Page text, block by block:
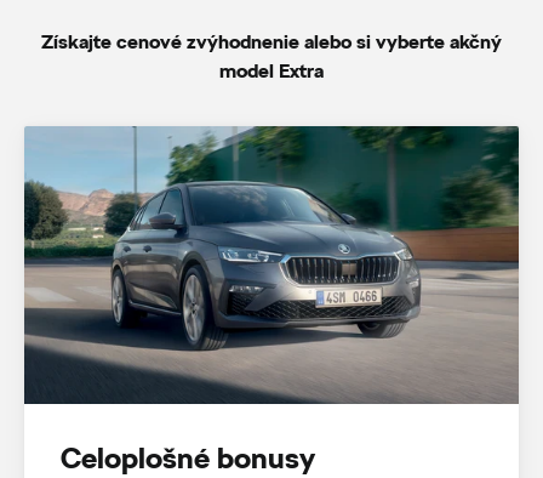
Získajte cenové zvýhodnenie alebo si vyberte akčný
model Extra
Celoplošné bonusy